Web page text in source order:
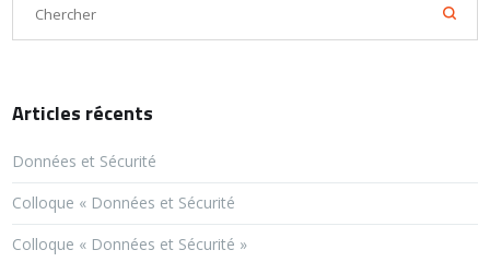
Articles récents
Données et Sécurité
Colloque « Données et Sécurité
Colloque « Données et Sécurité »